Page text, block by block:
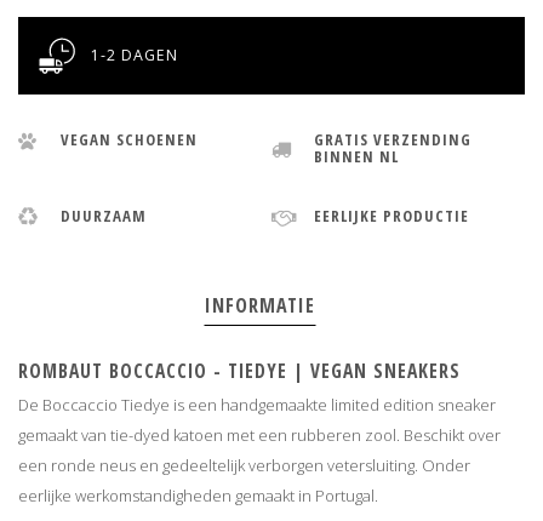
1-2 DAGEN
VEGAN SCHOENEN GRATIS VERZENDING
BINNEN NL
DUURZAAM EERLIJKE PRODUCTIE
INFORMATIE
ROMBAUT BOCCACCIO - TIEDYE | VEGAN SNEAKERS
De Boccaccio Tiedye is een handgemaakte limited edition sneaker
gemaakt van tie-dyed katoen met een rubberen zool. Beschikt over
een ronde neus en gedeeltelijk verborgen vetersluiting. Onder
eerlijke werkomstandigheden gemaakt in Portugal.